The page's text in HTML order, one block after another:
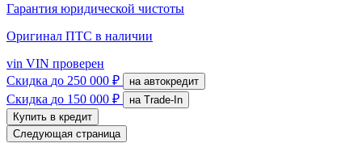
Гарантия юридической чистоты
Оригинал ПТС в наличии
vin VIN проверен
Скидка до 250 000 ₽ на автокредит
Скидка до 150 000 ₽
на Trade-In
Купить в кредит
Следующая страница